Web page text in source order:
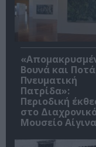
Βουνά και
Πνευματική
Πατρίδα»:
Περιοδική
στο Διαχρονικό
Μουσείο